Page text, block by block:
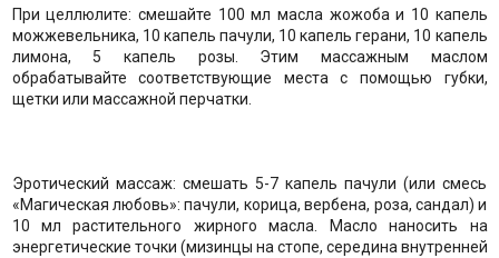
При целлюлите: смешайте 100 мл масла жожоба и 10 капель
можжевельника, 10 капель пачули, 10 капель герани, 10 капель
лимона, 5 капель розы. Этим массажным маслом
обрабатывайте соответствующие места с помощью губки,
щетки или массажной перчатки.
Эротический массаж: смешать 5-7 капель пачули (или смесь
«Магическая любовь»: пачули, корица, вербена, роза, сандал) и
10 мл растительного жирного масла. Масло наносить на
энергетические точки (мизинцы на стопе, середина внутренней